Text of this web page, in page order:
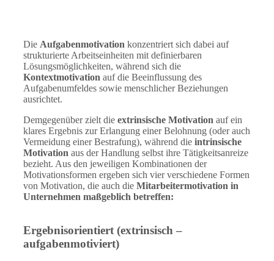
Die Aufgabenmotivation konzentriert sich dabei auf
strukturierte Arbeitseinheiten mit definierbaren
Lösungsmöglichkeiten, während sich die
Kontextmotivation auf die Beeinflussung des
Aufgabenumfeldes sowie menschlicher Beziehungen
ausrichtet.
Demgegenüber zielt die extrinsische Motivation auf ein
klares Ergebnis zur Erlangung einer Belohnung (oder auch
Vermeidung einer Bestrafung), während die intrinsische
Motivation aus der Handlung selbst ihre Tätigkeitsanreize
bezieht. Aus den jeweiligen Kombinationen der
Motivationsformen ergeben sich vier verschiedene Formen
von Motivation, die auch die Mitarbeitermotivation in
Unternehmen maßgeblich betreffen:
Ergebnisorientiert (extrinsisch –
aufgabenmotiviert)